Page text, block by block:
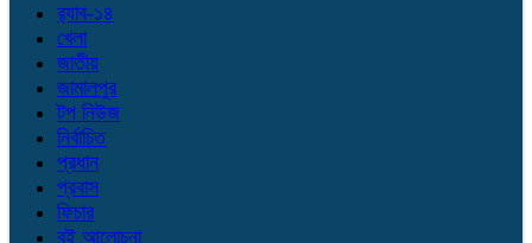
র‌্যাব-১৪
খেলা
জাতীয়
জামালপুর
টপ নিউজ
নির্বাচিত
প্রধান
প্রবাস
ফিচার
বই আলোচনা